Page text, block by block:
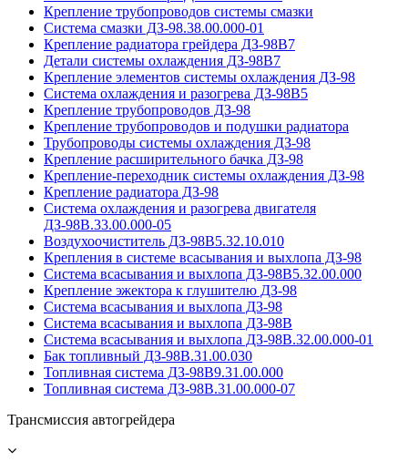
Крепление трубопроводов системы смазки
Система смазки ДЗ-98.38.00.000-01
Крепление радиатора грейдера ДЗ-98В7
Детали системы охлаждения ДЗ-98В7
Крепление элементов системы охлаждения ДЗ-98
Система охлаждения и разогрева ДЗ-98В5
Крепление трубопроводов ДЗ-98
Крепление трубопроводов и подушки радиатора
Трубопроводы системы охлаждения ДЗ-98
Крепление расширительного бачка ДЗ-98
Крепление-переходник системы охлаждения ДЗ-98
Крепление радиатора ДЗ-98
Система охлаждения и разогрева двигателя
ДЗ-98В.33.00.000-05
Воздухоочиститель ДЗ-98В5.32.10.010
Крепления в системе всасывания и выхлопа ДЗ-98
Система всасывания и выхлопа ДЗ-98В5.32.00.000
Крепление эжектора к глушителю ДЗ-98
Система всасывания и выхлопа ДЗ-98
Система всасывания и выхлопа ДЗ-98В
Система всасывания и выхлопа ДЗ-98В.32.00.000-01
Бак топливный ДЗ-98В.31.00.030
Топливная система ДЗ-98В9.31.00.000
Топливная система ДЗ-98В.31.00.000-07
Трансмиссия автогрейдера